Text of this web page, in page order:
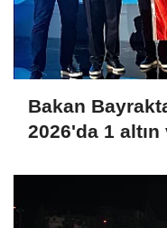
Bakan
2026'da 1
bir giriş yaptı